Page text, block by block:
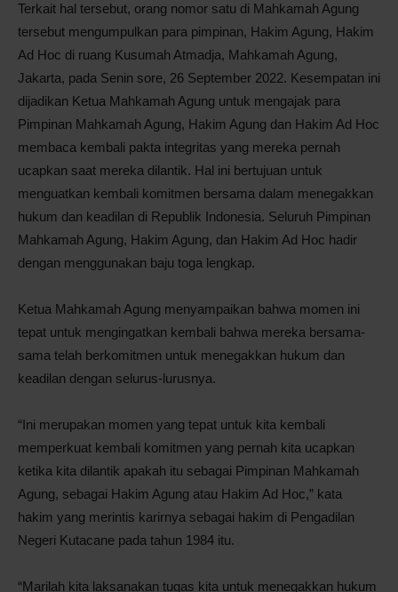
Terkait hal tersebut, orang nomor satu di Mahkamah Agung
tersebut mengumpulkan para pimpinan, Hakim Agung, Hakim
Ad Hoc di ruang Kusumah Atmadja, Mahkamah Agung,
Jakarta, pada Senin sore, 26 September 2022. Kesempatan ini
dijadikan Ketua Mahkamah Agung untuk mengajak para
Pimpinan Mahkamah Agung, Hakim Agung dan Hakim Ad Hoc
membaca kembali pakta integritas yang mereka pernah
ucapkan saat mereka dilantik. Hal ini bertujuan untuk
menguatkan kembali komitmen bersama dalam menegakkan
hukum dan keadilan di Republik Indonesia. Seluruh Pimpinan
Mahkamah Agung, Hakim Agung, dan Hakim Ad Hoc hadir
dengan menggunakan baju toga lengkap.
Ketua Mahkamah Agung menyampaikan bahwa momen ini
tepat untuk mengingatkan kembali bahwa mereka bersama-
sama telah berkomitmen untuk menegakkan hukum dan
keadilan dengan selurus-lurusnya.
“Ini merupakan momen yang tepat untuk kita kembali
memperkuat kembali komitmen yang pernah kita ucapkan
ketika kita dilantik apakah itu sebagai Pimpinan Mahkamah
Agung, sebagai Hakim Agung atau Hakim Ad Hoc,” kata
hakim yang merintis karirnya sebagai hakim di Pengadilan
Negeri Kutacane pada tahun 1984 itu.
“Marilah kita laksanakan tugas kita untuk menegakkan hukum